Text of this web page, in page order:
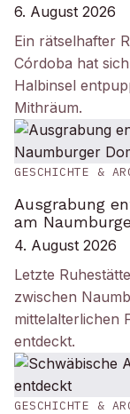
6. August 2026
Ein rätselhafter
Córdoba hat
Halbinsel
Mithräum.
GESCHICHTE &
Ausgrabung
am
4. August 2026
Letzte
zwischen
mittelalterlichen
entdeckt.
GESCHICHTE &